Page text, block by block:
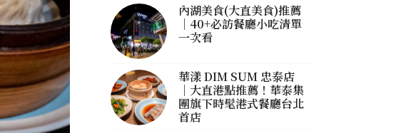
內湖美食(大直美食)推薦
｜40+必訪餐廳小吃清單
一次看
華漾 DIM SUM 忠泰店
｜大直港點推薦！華泰集
團旗下時髦港式餐廳台北
首店